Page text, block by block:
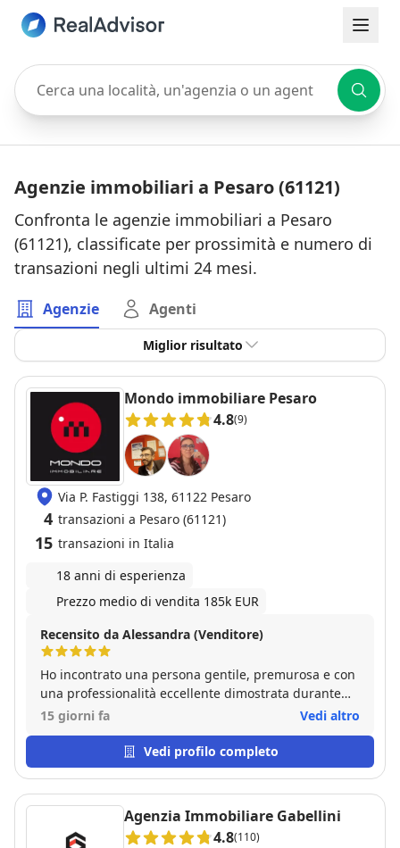
Cerca una località, un'agenzia o un agente
Agenzie immobiliari a Pesaro (61121)
Confronta le agenzie immobiliari a Pesaro
(61121), classificate per prossimità e numero di
transazioni negli ultimi 24 mesi.
Agenzie Agenti
Miglior risultato
Mondo immobiliare Pesaro
4.8(9)
Via P. Fastiggi 138, 61122 Pesaro
4 transazioni a Pesaro (61121)
15 transazioni in Italia
18 anni di esperienza
Prezzo medio di vendita 185k EUR
Recensito da Alessandra (Venditore)
Ho incontrato una persona gentile, premurosa e con
una professionalità eccellente dimostrata durante
tutto il percorso della vendita dell'immobile!
15 giorni fa Vedi altro
Vedi profilo completo
Agenzia Immobiliare Gabellini
4.8(110)